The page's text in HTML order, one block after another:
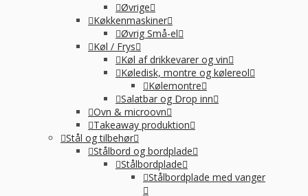
Øvrige
Køkkenmaskiner
Øvrig Små-el
Køl / Frys
Køl af drikkevarer og vin
Køledisk, montre og kølereol
Kølemontre
Salatbar og Drop inn
Ovn & microovn
Takeaway produktion
Stål og tilbehør
Stålbord og bordplade
Stålbordplade
Stålbordplade med vanger